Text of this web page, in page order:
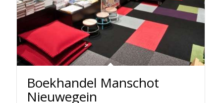
Boekhandel Manschot
Nieuwegein